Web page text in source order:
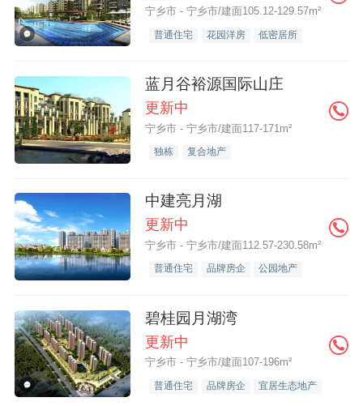
宁乡市 - 宁乡市/建面105.12-129.57m²
普通住宅 花园洋房 低密居所
蓝月谷裕源国际山庄
更新中
宁乡市 - 宁乡市/建面117-171m²
独栋 复合地产
中建亮月湖
更新中
宁乡市 - 宁乡市/建面112.57-230.58m²
普通住宅 品牌房企 公园地产
碧桂园月湖湾
更新中
宁乡市 - 宁乡市/建面107-196m²
普通住宅 品牌房企 宜居生态地产